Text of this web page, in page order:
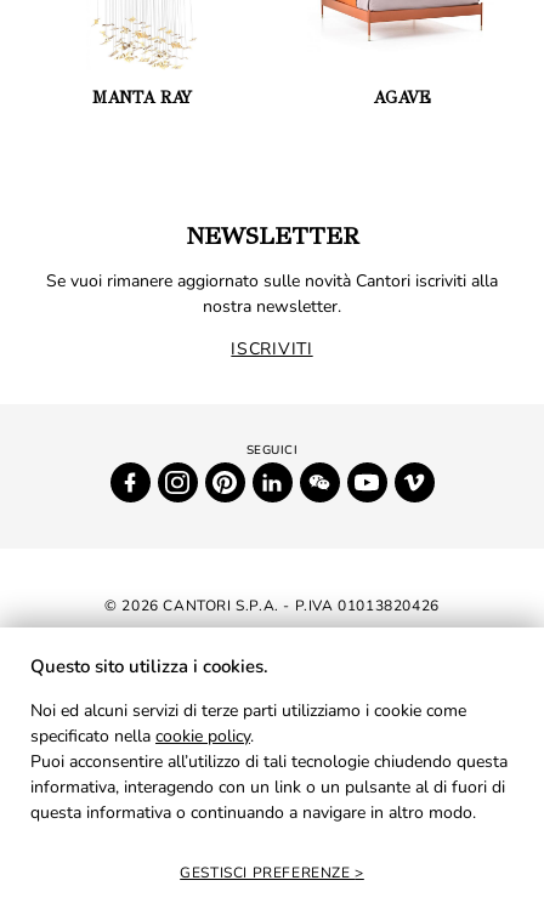
MANTA RAY AGAVE
NEWSLETTER
Se vuoi rimanere aggiornato sulle novità Cantori iscriviti alla
nostra newsletter.
ISCRIVITI
© 2026 CANTORI S.P.A. - P.IVA 01013820426
DICHIARAZIONE DI ACCESSIBILITÀ
AREA RISERVATA
PRIVACY
COOKIES
Questo sito utilizza i cookies.
Noi ed alcuni servizi di terze parti utilizziamo i cookie come
specificato nella cookie policy.
Puoi acconsentire all’utilizzo di tali tecnologie chiudendo questa
informativa, interagendo con un link o un pulsante al di fuori di
questa informativa o continuando a navigare in altro modo.
GESTISCI PREFERENZE